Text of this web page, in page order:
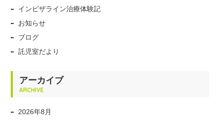
インビザライン治療体験記
お知らせ
ブログ
託児室だより
アーカイブ
ARCHIVE
2026年8月